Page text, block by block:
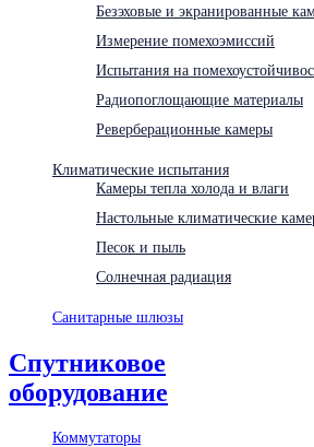
Безэховые и экранированные
Измерение помехоэмиссий
Испытания на
Радиопоглощающие материалы
Реверберационные камеры
Климатические испытания
Камеры тепла холода и влаги
Настольные климатические
Песок и пыль
Солнечная радиация
Санитарные шлюзы
Спутниковое
оборудование
Коммутаторы